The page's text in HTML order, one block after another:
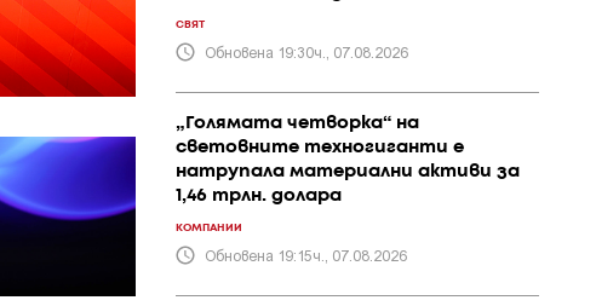
СВЯТ
Обновена 19:30ч., 07.08.2026
„Голямата четворка“ на
световните техногиганти е
натрупала материални активи за
1,46 трлн. долара
КОМПАНИИ
Обновена 19:15ч., 07.08.2026